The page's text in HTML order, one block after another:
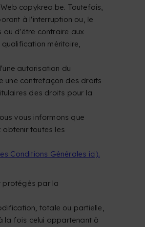
copykrea.be. Toutefois,
à l'interruption ou, le
ou d'être contraire aux
méritoire,
autorisation du
une contrefaçon des droits
des droits pour la
vous informons que
obtenir toutes les
Conditions Générales ici).
protégés par la
totale ou partielle,
la fois celui appartenant à